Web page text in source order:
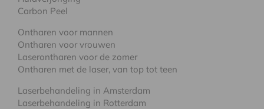
Carbon Peel
Ontharen voor mannen
Ontharen voor vrouwen
Laserontharen voor de zomer
Ontharen met de laser, van top tot teen
Laserbehandeling in Amsterdam
Laserbehandeling in Rotterdam